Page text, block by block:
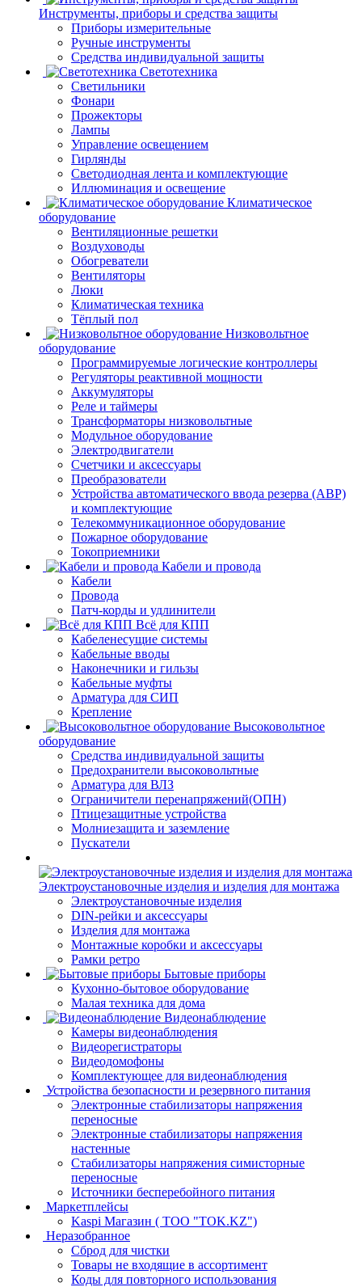
Инструменты, приборы и средства защиты
Приборы измерительные
Ручные инструменты
Средства индивидуальной защиты
Светотехника
Светильники
Фонари
Прожекторы
Лампы
Управление освещением
Гирлянды
Светодиодная лента и комплектующие
Иллюминация и освещение
Климатическое
оборудование
Вентиляционные решетки
Воздуховоды
Обогреватели
Вентиляторы
Люки
Климатическая техника
Тёплый пол
Низковольтное
оборудование
Программируемые логические контроллеры
Регуляторы реактивной мощности
Аккумуляторы
Реле и таймеры
Трансформаторы низковольтные
Модульное оборудование
Электродвигатели
Счетчики и аксессуары
Преобразователи
Устройства автоматического ввода резерва (АВР)
и комплектующие
Телекоммуникационное оборудование
Пожарное оборудование
Токоприемники
Кабели и провода
Кабели
Провода
Патч-корды и удлинители
Всё для КПП
Кабеленесущие системы
Кабельные вводы
Наконечники и гильзы
Кабельные муфты
Арматура для СИП
Крепление
Высоковольтное
оборудование
Средства индивидуальной защиты
Предохранители высоковольтные
Арматура для ВЛЗ
Ограничители перенапряжений(ОПН)
Птицезащитные устройства
Молниезащита и заземление
Пускатели
Электроустановочные изделия и изделия для монтажа
Электроустановочные изделия
DIN-рейки и аксессуары
Изделия для монтажа
Монтажные коробки и аксессуары
Рамки ретро
Бытовые приборы
Кухонно-бытовое оборудование
Малая техника для дома
Видеонаблюдение
Камеры видеонаблюдения
Видеорегистраторы
Видеодомофоны
Комплектующее для видеонаблюдения
Устройства безопасности и резервного питания
Электронные стабилизаторы напряжения
переносные
Электронные стабилизаторы напряжения
настенные
Стабилизаторы напряжения симисторные
переносные
Источники бесперебойного питания
Маркетплейсы
Kaspi Магазин ( ТОО "TOK.KZ")
Неразобранное
Сброд для чистки
Товары не входящие в ассортимент
Коды для повторного использования